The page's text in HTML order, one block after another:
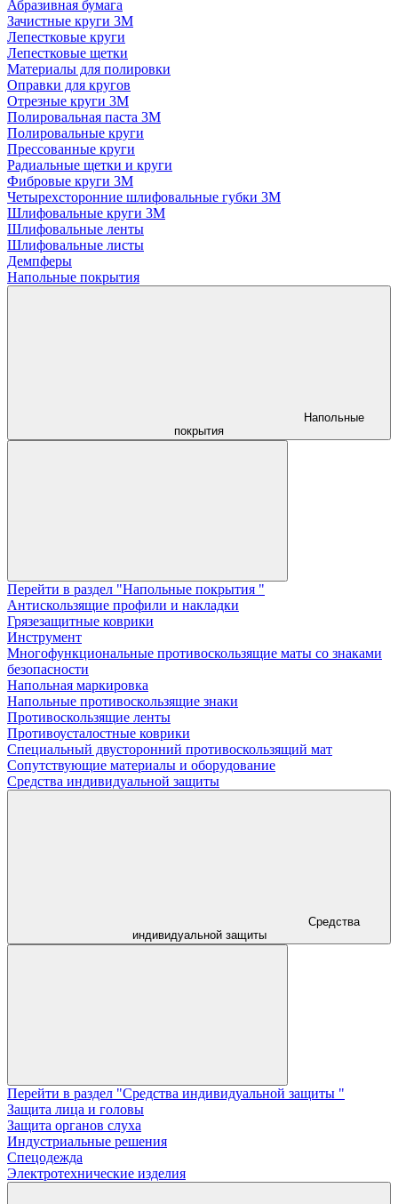
Абразивная бумага
Зачистные круги 3М
Лепестковые круги
Лепестковые щетки
Материалы для полировки
Оправки для кругов
Отрезные круги 3М
Полировальная паста 3М
Полировальные круги
Прессованные круги
Радиальные щетки и круги
Фибровые круги 3М
Четырехсторонние шлифовальные губки 3M
Шлифовальные круги 3М
Шлифовальные ленты
Шлифовальные листы
Демпферы
Напольные покрытия
Напольные
покрытия
Перейти в раздел "Напольные покрытия "
Aнтискользящие профили и накладки
Грязезащитные коврики
Инструмент
Многофункциональные противоскользящие маты со знаками
безопасности
Напольная маркировка
Напольные противоскользящие знаки
Противоскользящие ленты
Противоусталостные коврики
Специальный двусторонний противоскользящий мат
Сопутствующие материалы и оборудование
Средства индивидуальной защиты
Средства
индивидуальной защиты
Перейти в раздел "Средства индивидуальной защиты "
Защита лица и головы
Защита органов слуха
Индустриальные решения
Спецодежда
Электротехнические изделия